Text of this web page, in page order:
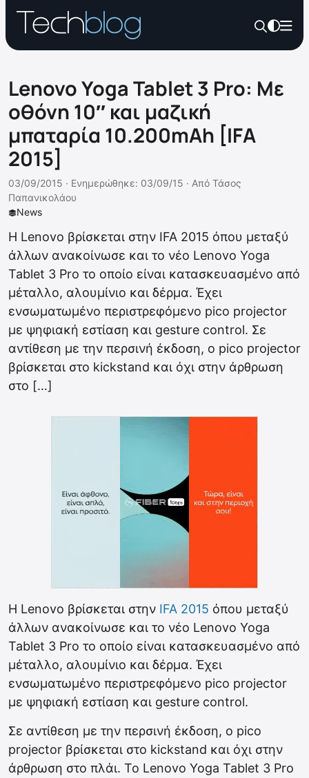
Lenovo Yoga Tablet 3 Pro: Με
οθόνη 10″ και μαζική
μπαταρία 10.200mAh [IFA
2015]
News
03/09/2015 · Ενημερώθηκε: 03/09/15 · Από Τάσος
Παπανικολάου
Η Lenovo βρίσκεται στην IFA 2015 όπου μεταξύ
άλλων ανακοίνωσε και το νέο Lenovo Yoga
Tablet 3 Pro το οποίο είναι κατασκευασμένο από
μέταλλο, αλουμίνιο και δέρμα. Έχει
ενσωματωμένο περιστρεφόμενο pico projector
με ψηφιακή εστίαση και gesture control. Σε
αντίθεση με την περσινή έκδοση, ο pico projector
βρίσκεται στο kickstand και όχι στην άρθρωση
στο […]
Η Lenovo βρίσκεται στην IFA 2015 όπου μεταξύ
άλλων ανακοίνωσε και το νέο Lenovo Yoga
Tablet 3 Pro το οποίο είναι κατασκευασμένο από
μέταλλο, αλουμίνιο και δέρμα. Έχει
ενσωματωμένο περιστρεφόμενο pico projector
με ψηφιακή εστίαση και gesture control.
Σε αντίθεση με την περσινή έκδοση, ο pico
projector βρίσκεται στο kickstand και όχι στην
άρθρωση στο πλάι. Το Lenovo Yoga Tablet 3 Pro